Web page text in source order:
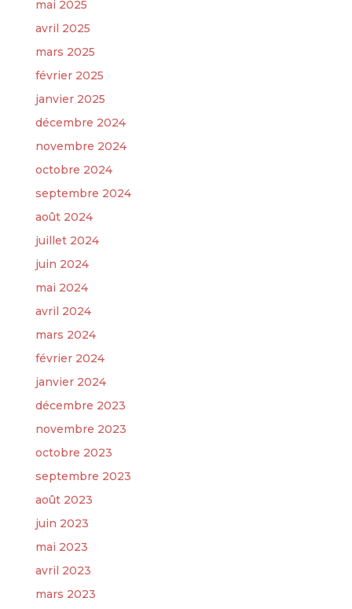
mai 2025
avril 2025
mars 2025
février 2025
janvier 2025
décembre 2024
novembre 2024
octobre 2024
septembre 2024
août 2024
juillet 2024
juin 2024
mai 2024
avril 2024
mars 2024
février 2024
janvier 2024
décembre 2023
novembre 2023
octobre 2023
septembre 2023
août 2023
juin 2023
mai 2023
avril 2023
mars 2023